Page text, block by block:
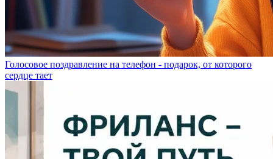
Голосовое поздравление на телефон - подарок, от которого
сердце тает